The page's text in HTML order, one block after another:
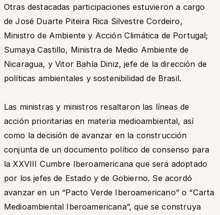
Otras destacadas participaciones estuvieron a cargo
de José Duarte Piteira Rica Silvestre Cordeiro,
Ministro de Ambiente y Acción Climática de Portugal;
Sumaya Castillo, Ministra de Medio Ambiente de
Nicaragua, y Vitor Bahía Diniz, jefe de la dirección de
políticas ambientales y sostenibilidad de Brasil.
Las ministras y ministros resaltaron las líneas de
acción prioritarias en materia medioambiental, así
como la decisión de avanzar en la construcción
conjunta de un documento político de consenso para
la XXVIII Cumbre Iberoamericana que será adoptado
por los jefes de Estado y de Gobierno. Se acordó
avanzar en un “Pacto Verde Iberoamericano” o “Carta
Medioambiental Iberoamericana”, que se construya